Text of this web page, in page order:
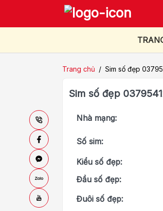
Trang chủ / Sim số đẹp
Sim số đẹp
Nhà mạng:
Số sim:
Kiểu số đẹp:
Đầu số đẹp:
Đuôi số đẹp: